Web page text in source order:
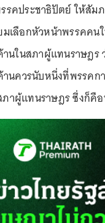
รคประชาธิปัตย์ ให้สั
มเลือกหัวหน้าพรรคคน
นในสภาผู้แทนราษฎร
นควรนับหนึ่งที่พรรคก
าผู้แทนราษฎร ซึ่งก็คื